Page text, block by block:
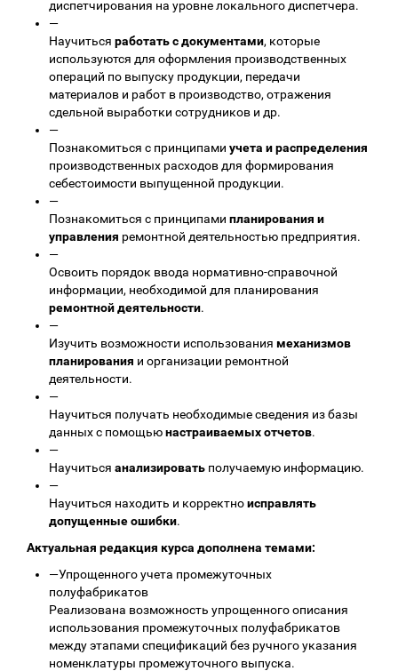
диспетчирования на уровне локального диспетчера.
—
Научиться работать с документами, которые
используются для оформления производственных
операций по выпуску продукции, передачи
материалов и работ в производство, отражения
сдельной выработки сотрудников и др.
—
Познакомиться с принципами учета и распределения
производственных расходов для формирования
себестоимости выпущенной продукции.
—
Познакомиться с принципами планирования и
управления ремонтной деятельностью предприятия.
—
Освоить порядок ввода нормативно-справочной
информации, необходимой для планирования
ремонтной деятельности.
—
Изучить возможности использования механизмов
планирования и организации ремонтной
деятельности.
—
Научиться получать необходимые сведения из базы
данных с помощьюнастраиваемых отчетов.
—
Научиться анализировать получаемую информацию.
—
Научиться находить и корректноисправлять
допущенные ошибки.
Актуальная редакция курса дополнена темами:
—Упрощенного учета промежуточных
полуфабрикатов
Реализована возможность упрощенного описания
использования промежуточных полуфабрикатов
между этапами спецификаций без ручного указания
номенклатуры промежуточного выпуска.